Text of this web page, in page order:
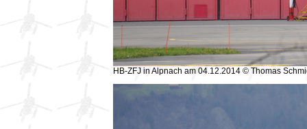
HB-ZFJ in Alpnach am 04.12.2014 © Thomas